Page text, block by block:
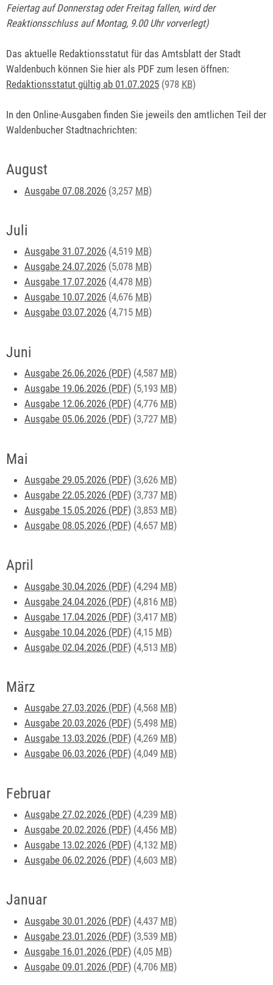
Feiertag auf Donnerstag oder Freitag fallen, wird der
Reaktionsschluss auf Montag, 9.00 Uhr vorverlegt)
Das aktuelle Redaktionsstatut für das Amtsblatt der Stadt
Waldenbuch können Sie hier als PDF zum lesen öffnen:
Redaktionsstatut gültig ab 01.07.2025 (978 KB)
In den Online-Ausgaben finden Sie jeweils den amtlichen Teil der
Waldenbucher Stadtnachrichten:
August
Ausgabe 07.08.2026 (3,257 MB)
Juli
Ausgabe 31.07.2026 (4,519 MB)
Ausgabe 24.07.2026 (5,078 MB)
Ausgabe 17.07.2026 (4,478 MB)
Ausgabe 10.07.2026 (4,676 MB)
Ausgabe 03.07.2026 (4,715 MB)
Juni
Ausgabe 26.06.2026 (PDF) (4,587 MB)
Ausgabe 19.06.2026 (PDF) (5,193 MB)
Ausgabe 12.06.2026 (PDF) (4,776 MB)
Ausgabe 05.06.2026 (PDF) (3,727 MB)
Mai
Ausgabe 29.05.2026 (PDF) (3,626 MB)
Ausgabe 22.05.2026 (PDF) (3,737 MB)
Ausgabe 15.05.2026 (PDF) (3,853 MB)
Ausgabe 08.05.2026 (PDF) (4,657 MB)
April
Ausgabe 30.04.2026 (PDF) (4,294 MB)
Ausgabe 24.04.2026 (PDF) (4,816 MB)
Ausgabe 17.04.2026 (PDF) (3,417 MB)
Ausgabe 10.04.2026 (PDF) (4,15 MB)
Ausgabe 02.04.2026 (PDF) (4,513 MB)
März
Ausgabe 27.03.2026 (PDF) (4,568 MB)
Ausgabe 20.03.2026 (PDF) (5,498 MB)
Ausgabe 13.03.2026 (PDF) (4,269 MB)
Ausgabe 06.03.2026 (PDF) (4,049 MB)
Februar
Ausgabe 27.02.2026 (PDF) (4,239 MB)
Ausgabe 20.02.2026 (PDF) (4,456 MB)
Ausgabe 13.02.2026 (PDF) (4,132 MB)
Ausgabe 06.02.2026 (PDF) (4,603 MB)
Januar
Ausgabe 30.01.2026 (PDF) (4,437 MB)
Ausgabe 23.01.2026 (PDF) (3,539 MB)
Ausgabe 16.01.2026 (PDF) (4,05 MB)
Ausgabe 09.01.2026 (PDF) (4,706 MB)